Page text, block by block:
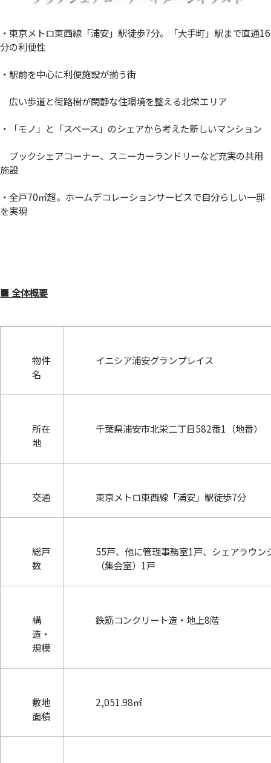
・東京メトロ東西線「浦安」駅徒歩7分。「大手町」駅まで直通16
分の利便性
・駅前を中心に利便施設が揃う街
広い歩道と街路樹が閑静な住環境を整える北栄エリア
・「モノ」と「スペース」のシェアから考えた新しいマンション
ブックシェアコーナー、スニーカーランドリーなど充実の共用
施設
・全戸70㎡超。ホームデコレーションサービスで自分らしい一邸
を実現
■ 全体概要
物件
名
イニシア浦安グランプレイス
所在
地
千葉県浦安市北栄二丁目582番1（地番）
交通 東京メトロ東西線「浦安」駅徒歩7分
総戸
数
55戸、他に管理事務室1戸、シェアラウン
（集会室）1戸
構
造・
規模
鉄筋コンクリート造・地上8階
敷地
面積
2,051.98㎡